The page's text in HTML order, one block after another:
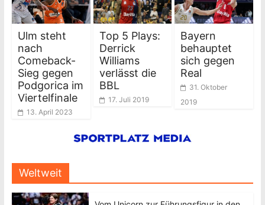
Ulm steht
nach
Comeback-
Sieg gegen
Podgorica im
Viertelfinale
13. April 2023
Top 5 Plays:
Derrick
Williams
verlässt die
BBL
17. Juli 2019
Bayern
behauptet
sich gegen
Real
31. Oktober
2019
Weltweit